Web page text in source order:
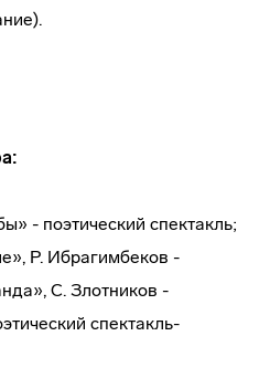
- поэтический спектакль;
Р. Ибрагимбеков -
С. Злотников -
спектакль-